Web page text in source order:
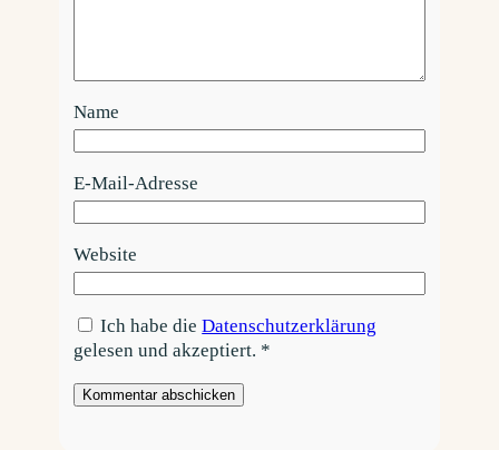
Name
E-Mail-Adresse
Website
Ich habe dieDatenschutzerklärung
gelesen und akzeptiert. *